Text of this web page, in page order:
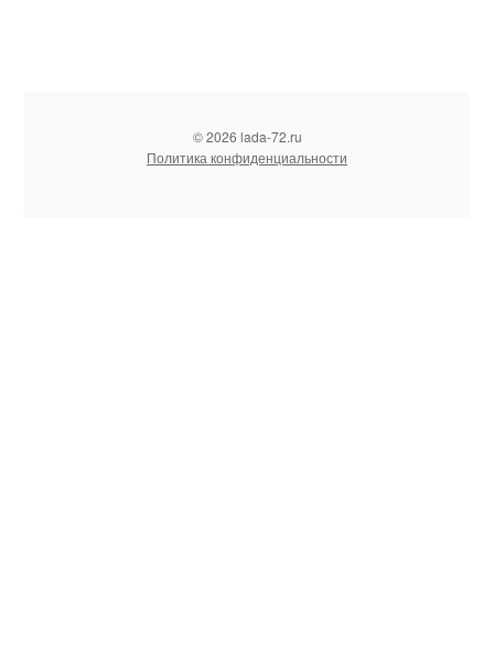
© 2026 lada-72.ru
Политика конфиденциальности